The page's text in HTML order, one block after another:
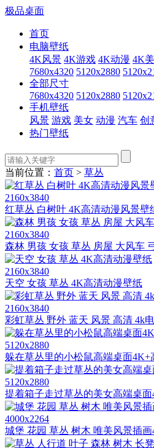
极品桌面
首页
电脑壁纸
4K风景 4K游戏 4K动漫 4K
7680x4320 5120x2880
全部尺寸
7680x4320 5120x2880
手机壁纸
风景 游戏 美女 动漫 汽车 创
热门壁纸
当前位置： 首页 > 草丛
2160x3840
红草丛 白树叶 4K高清动漫风景壁
2160x3840
森林 男孩 女孩 草丛 房屋 大风车
2160x3840
天空 女孩 草丛 4K高清动漫壁纸
2160x3840
彩虹草丛 野外 蓝天 风景 高清 4k
5120x2880
躲在草丛里的小松鼠高端桌面4K+
5120x2880
提着箱子走过草丛的美女高端桌
4000x2264
城堡 花园 草丛 树木 唯美风景插